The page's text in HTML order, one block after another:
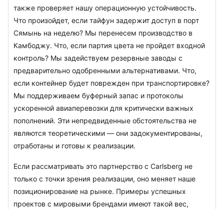
также проверяет нашу операционную устойчивость.
Что произойдет, если тайфун задержит доступ в порт
Сямынь на неделю? Мы перенесем производство в
Камбоджу. Что, если партия цвета не пройдет входной
контроль? Мы задействуем резервные заводы с
предварительно одобренными альтернативами. Что,
если контейнер будет поврежден при транспортировке?
Мы поддерживаем буферный запас и протоколы
ускоренной авиаперевозки для критически важных
пополнений. Эти непредвиденные обстоятельства не
являются теоретическими — они задокументированы,
отработаны и готовы к реализации.
Если рассматривать это партнерство с Carlsberg не
только с точки зрения реализации, оно меняет наше
позиционирование на рынке. Примеры успешных
проектов с мировыми брендами имеют такой вес,